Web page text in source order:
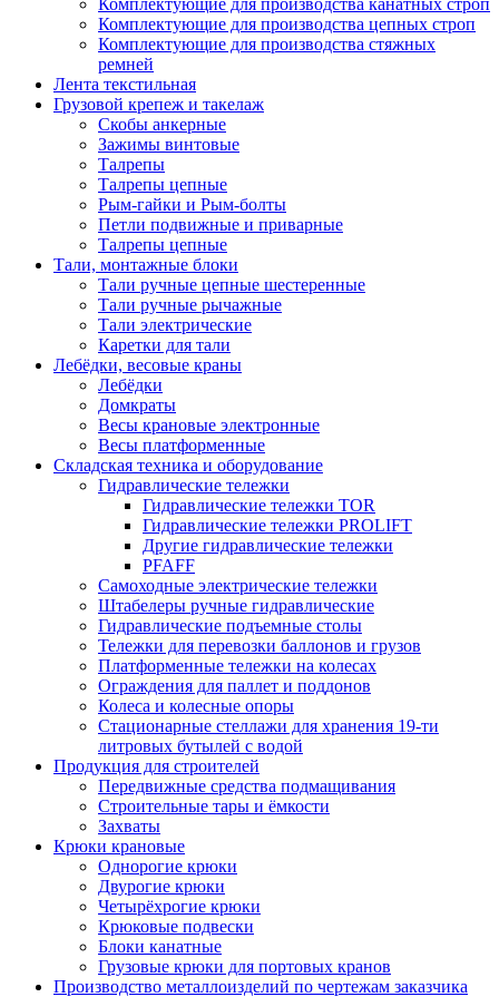
Комплектующие для производства канатных строп
Комплектующие для производства цепных строп
Комплектующие для производства стяжных
ремней
Лента текстильная
Грузовой крепеж и такелаж
Скобы анкерные
Зажимы винтовые
Талрепы
Талрепы цепные
Рым-гайки и Рым-болты
Петли подвижные и приварные
Талрепы цепные
Тали, монтажные блоки
Тали ручные цепные шестеренные
Тали ручные рычажные
Тали электрические
Каретки для тали
Лебёдки, весовые краны
Лебёдки
Домкраты
Весы крановые электронные
Весы платформенные
Складская техника и оборудование
Гидравлические тележки
Гидравлические тележки TOR
Гидравлические тележки PROLIFT
Другие гидравлические тележки
PFAFF
Самоходные электрические тележки
Штабелеры ручные гидравлические
Гидравлические подъемные столы
Тележки для перевозки баллонов и грузов
Платформенные тележки на колесах
Ограждения для паллет и поддонов
Колеса и колесные опоры
Стационарные стеллажи для хранения 19-ти
литровых бутылей с водой
Продукция для строителей
Передвижные средства подмащивания
Строительные тары и ёмкости
Захваты
Крюки крановые
Однорогие крюки
Двурогие крюки
Четырёхрогие крюки
Крюковые подвески
Блоки канатные
Грузовые крюки для портовых кранов
Производство металлоизделий по чертежам заказчика